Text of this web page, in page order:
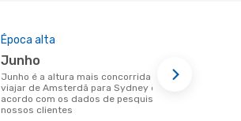
Época alta
junho
junho é a altura mais concorrida para
viajar de Amsterdã para Sydney de
acordo com os dados de pesquisa dos
nossos clientes